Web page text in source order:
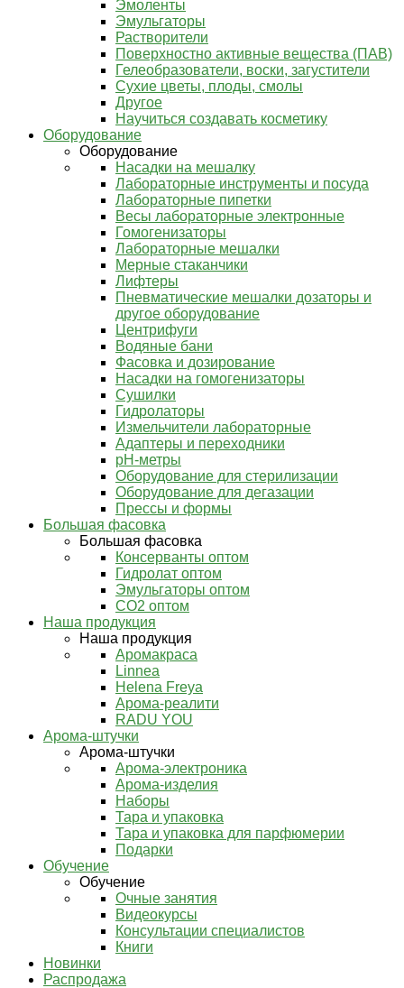
Эмоленты
Эмульгаторы
Растворители
Поверхностно активные вещества (ПАВ)
Гелеобразователи, воски, загустители
Сухие цветы, плоды, смолы
Другое
Научиться создавать косметику
Оборудование
Оборудование
Насадки на мешалку
Лабораторные инструменты и посуда
Лабораторные пипетки
Весы лабораторные электронные
Гомогенизаторы
Лабораторные мешалки
Мерные стаканчики
Лифтеры
Пневматические мешалки дозаторы и
другое оборудование
Центрифуги
Водяные бани
Фасовка и дозирование
Насадки на гомогенизаторы
Сушилки
Гидролаторы
Измельчители лабораторные
Адаптеры и переходники
pH-метры
Оборудование для стерилизации
Оборудование для дегазации
Прессы и формы
Большая фасовка
Большая фасовка
Консерванты оптом
Гидролат оптом
Эмульгаторы оптом
СО2 оптом
Наша продукция
Наша продукция
Аромакраса
Linnea
Helena Freya
Арома-реалити
RADU YOU
Арома-штучки
Арома-штучки
Арома-электроника
Арома-изделия
Наборы
Тара и упаковка
Тара и упаковка для парфюмерии
Подарки
Обучение
Обучение
Очные занятия
Видеокурсы
Консультации специалистов
Книги
Новинки
Распродажа